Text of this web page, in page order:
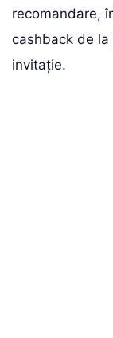
recomandare,
cashback de
invitație.